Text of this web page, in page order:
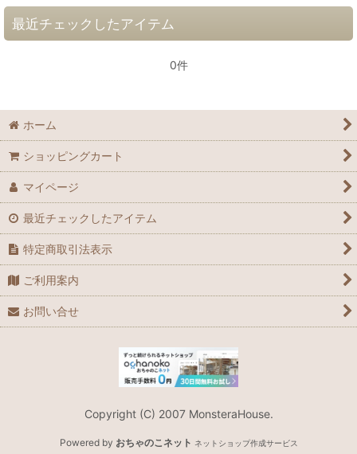
並び順:
最近チェックしたアイテム
0件
ホーム
ショッピングカート
マイページ
最近チェックしたアイテム
特定商取引法表示
ご利用案内
お問い合せ
Copyright (C) 2007 MonsteraHouse.
Powered by おちゃのこネット ネットショップ作成サービス